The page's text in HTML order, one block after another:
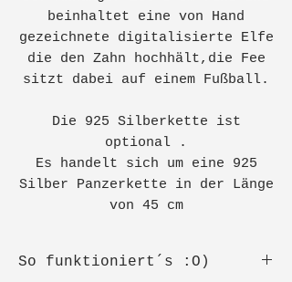
beinhaltet eine von Hand
gezeichnete digitalisierte Elfe
die den Zahn hochhält,die Fee
sitzt dabei auf einem Fußball.
Die 925 Silberkette ist
optional .
Es handelt sich um eine 925
Silber Panzerkette in der Länge
von 45 cm
So funktioniert´s :O)